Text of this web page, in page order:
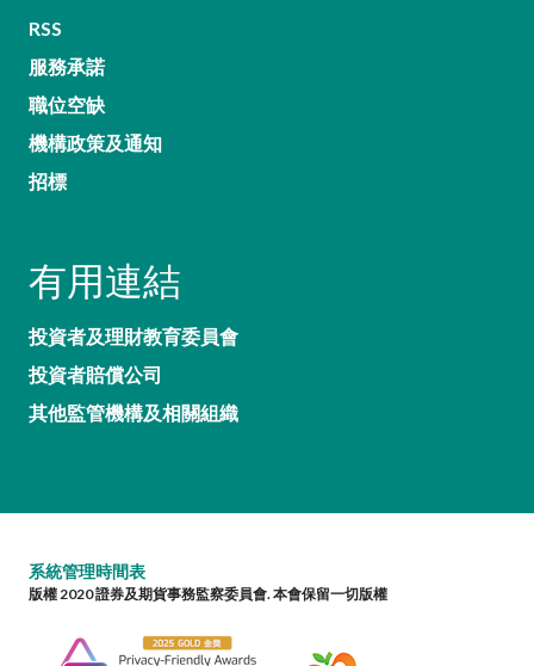
RSS
服務承諾
職位空缺
機構政策及通知
招標
有用連結
投資者及理財教育委員會
投資者賠償公司
其他監管機構及相關組織
系統管理時間表
版權 2020 證券及期貨事務監察委員會. 本會保留一切版權